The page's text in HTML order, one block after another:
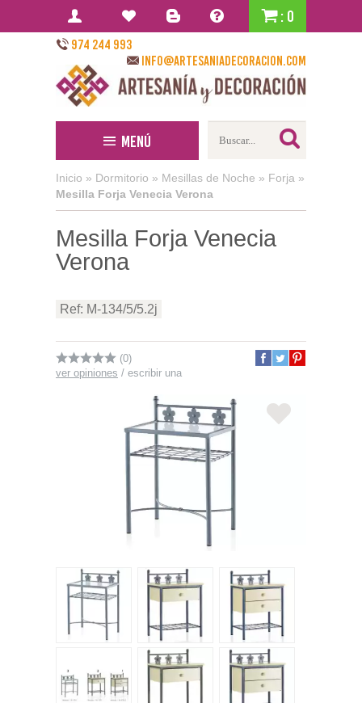
: 0
974 244 993
info@artesaniadecoracion.com
Menú
Inicio » Dormitorio » Mesillas de Noche » Forja »
Mesilla Forja Venecia Verona
Mesilla Forja Venecia
Verona
Ref: M-134/5/5.2j
(0)
ver opiniones / escribir una